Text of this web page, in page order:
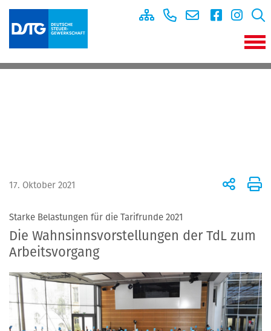
17. Oktober 2021
Starke Belastungen für die Tarifrunde 2021
Die Wahnsinnsvorstellungen der TdL zum
Arbeitsvorgang